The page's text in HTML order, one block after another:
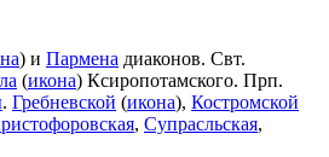
) и Пармена диаконов. Свт.
(икона) Ксиропотамского. Прп.
. Гребневской (икона), Костромской
, Супрасльская,